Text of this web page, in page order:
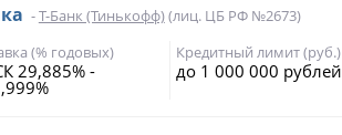
-Т-Банк (Тинькофф)(лиц. ЦБ РФ №2673)
(% годовых)
29,885% -
Кредитный лимит (руб.)
до 1 000 000 рублей